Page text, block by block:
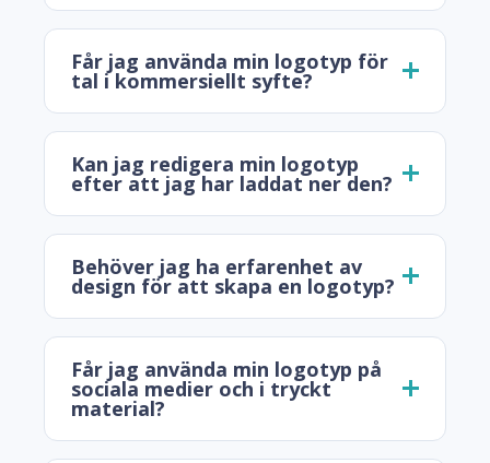
Får jag använda min logotyp för
tal i kommersiellt syfte?
Kan jag redigera min logotyp
efter att jag har laddat ner den?
Behöver jag ha erfarenhet av
design för att skapa en logotyp?
Får jag använda min logotyp på
sociala medier och i tryckt
material?